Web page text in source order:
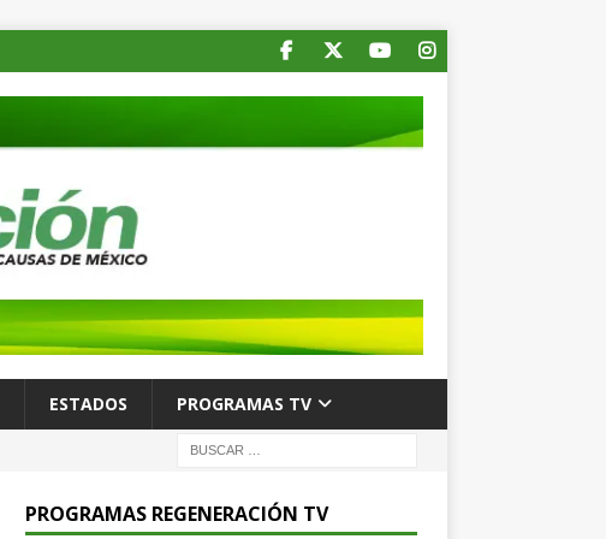
ESTADOS PROGRAMAS TV
PROGRAMAS REGENERACIÓN TV